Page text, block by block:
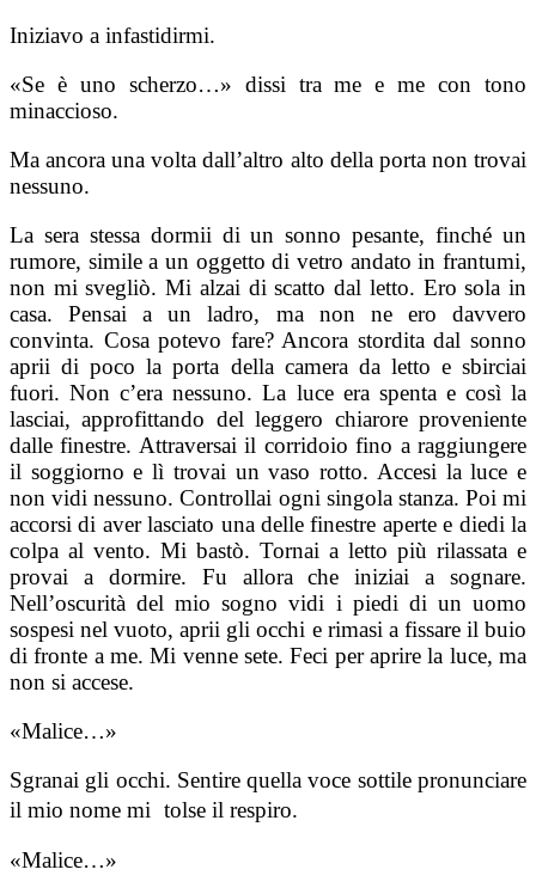
Iniziavo a infastidirmi.
«Se è uno scherzo…» dissi tra me e me con tono
minaccioso.
Ma ancora una volta dall’altro alto della porta non trovai
nessuno.
La sera stessa dormii di un sonno pesante, finché un
rumore, simile a un oggetto di vetro andato in frantumi,
non mi svegliò. Mi alzai di scatto dal letto. Ero sola in
casa. Pensai a un ladro, ma non ne ero davvero
convinta. Cosa potevo fare? Ancora stordita dal sonno
aprii di poco la porta della camera da letto e sbirciai
fuori. Non c’era nessuno. La luce era spenta e così la
lasciai, approfittando del leggero chiarore proveniente
dalle finestre. Attraversai il corridoio fino a raggiungere
il soggiorno e lì trovai un vaso rotto. Accesi la luce e
non vidi nessuno. Controllai ogni singola stanza. Poi mi
accorsi di aver lasciato una delle finestre aperte e diedi la
colpa al vento. Mi bastò. Tornai a letto più rilassata e
provai a dormire. Fu allora che iniziai a sognare.
Nell’oscurità del mio sogno vidi i piedi di un uomo
sospesi nel vuoto, aprii gli occhi e rimasi a fissare il buio
di fronte a me. Mi venne sete. Feci per aprire la luce, ma
non si accese.
«Malice…»
Sgranai gli occhi. Sentire quella voce sottile pronunciare
il mio nome mi tolse il respiro.
«Malice…»